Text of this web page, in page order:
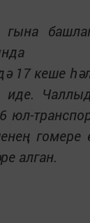
17 кеше
юл-
гомере
алган.